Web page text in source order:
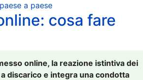
a paese
cosa fare
online, la reazione istintiva dei
discarico e integra una condotta